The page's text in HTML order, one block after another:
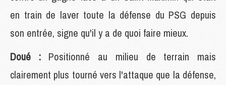
en train de laver toute la défense du PSG depuis
son entrée, signe qu'il y a de quoi faire mieux.
Doué : Positionné au milieu de terrain mais
clairement plus tourné vers l'attaque que la défense,